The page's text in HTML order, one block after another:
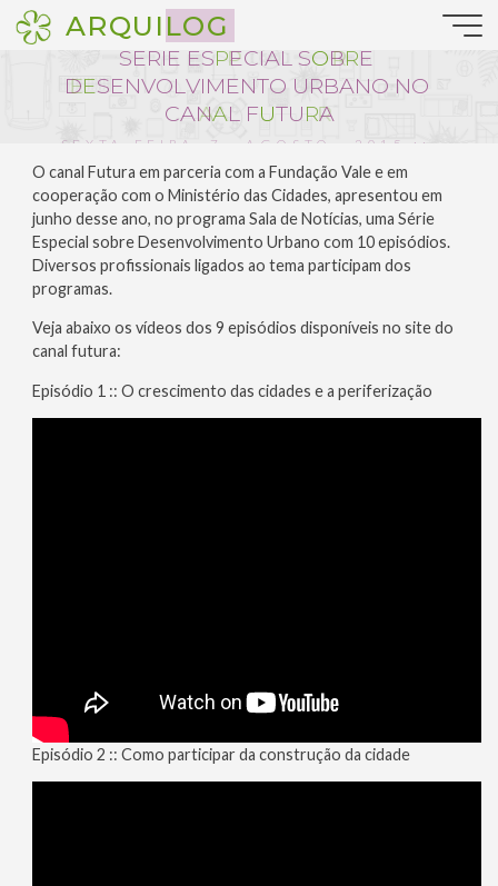
Pular
para
conteúdo
ARQUILOGNotícias da Arquitetura
SÉRIE ESP
PECIAL SOBR
RE
DE
ESENVOL VIMENTO URBANO NO
CANA
AL FUTUR
RA
SEXTA-FEIRA, 7 . AGOSTO . 2015 ::
O canal Futura em parceria com a Fundação Vale e em
cooperação com o Ministério das Cidades, apresentou em
junho desse ano, no programa Sala de Notícias, uma Série
Especial sobre Desenvolvimento Urbano com 10 episódios.
Diversos profissionais ligados ao tema participam dos
programas.
Veja abaixo os vídeos dos 9 episódios disponíveis no site do
canal futura:
Episódio 1 :: O crescimento das cidades e a periferização
Episódio 2 :: Como participar da construção da cidade